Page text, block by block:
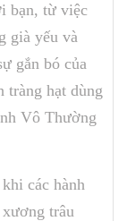
bạn, từ việc
già yếu và
gắn bó của
tràng hạt dùng
Vô Thường
các hành
trâu